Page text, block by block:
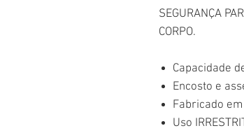
SEGURANÇA
CORPO.
Capacidade
Encosto e
Fabricado
Uso